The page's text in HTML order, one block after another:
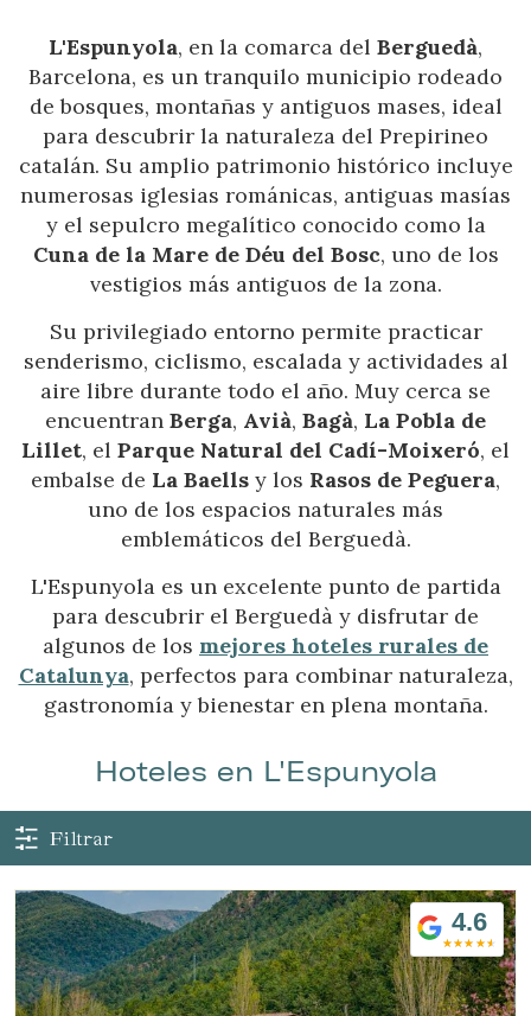
Gestionar mi reserva
L'Espunyola, en la comarca del Berguedà,
Barcelona, es un tranquilo municipio rodeado
de bosques, montañas y antiguos mases, ideal
para descubrir la naturaleza del Prepirineo
catalán. Su amplio patrimonio histórico incluye
numerosas iglesias románicas, antiguas masías
y el sepulcro megalítico conocido como la
Cuna de la Mare de Déu del Bosc, uno de los
vestigios más antiguos de la zona.
Su privilegiado entorno permite practicar
senderismo, ciclismo, escalada y actividades al
aire libre durante todo el año. Muy cerca se
encuentran Berga, Avià, Bagà, La Pobla de
Lillet, el Parque Natural del Cadí-Moixeró, el
embalse de La Baells y los Rasos de Peguera,
uno de los espacios naturales más
emblemáticos del Berguedà.
L'Espunyola es un excelente punto de partida
para descubrir el Berguedà y disfrutar de
algunos de los mejores hoteles rurales de
Catalunya, perfectos para combinar naturaleza,
gastronomía y bienestar en plena montaña.
Hoteles en L'Espunyola
Filtrar
4.6